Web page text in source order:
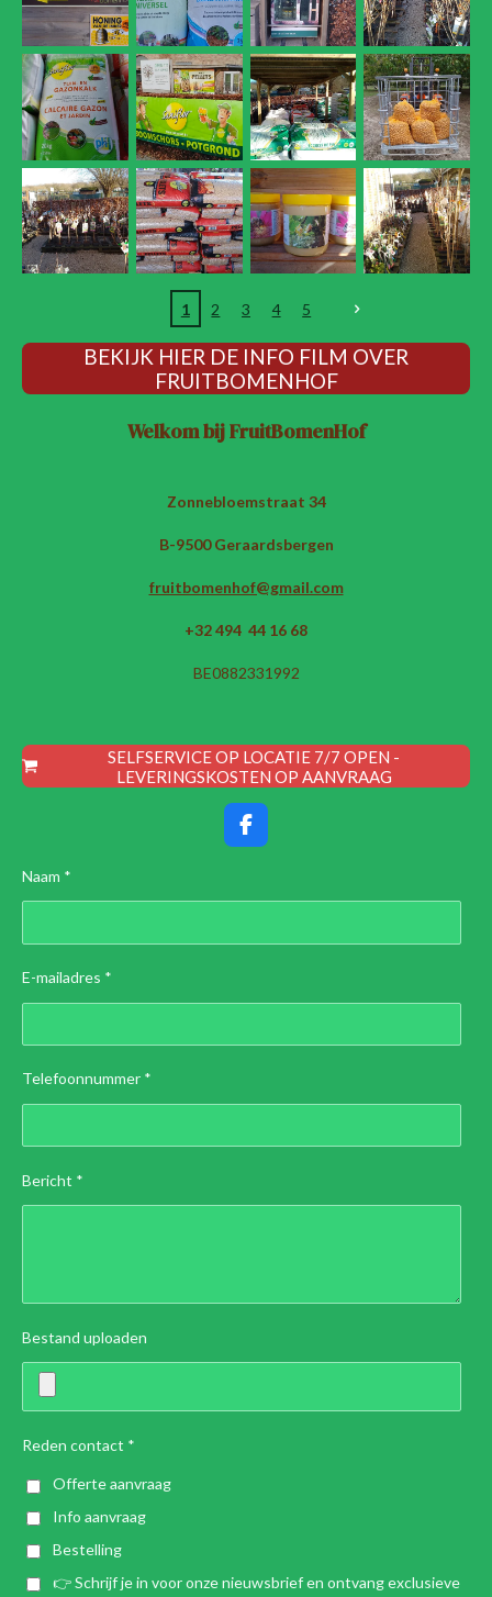
1 2 3 4 5
BEKIJK HIER DE INFO FILM OVER
FRUITBOMENHOF
Welkom bij FruitBomenHof
Zonnebloemstraat 34
B-9500 Geraardsbergen
fruitbomenhof@gmail.com
+32 494 44 16 68
BE0882331992
SELFSERVICE OP LOCATIE 7/7 OPEN -
LEVERINGSKOSTEN OP AANVRAAG
F
a
Naam *
E-mailadres *
Telefoonnummer *
Bericht *
Bestand uploaden
Reden contact *
Offerte aanvraag
Info aanvraag
Bestelling
👉 Schrijf je in voor onze nieuwsbrief en ontvang exclusieve